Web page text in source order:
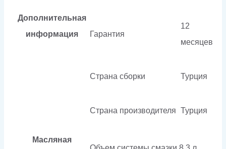
Дополнительная
информация
Гарантия
12
месяцев
Страна сборки Турция
Страна производителя Турция
Масляная